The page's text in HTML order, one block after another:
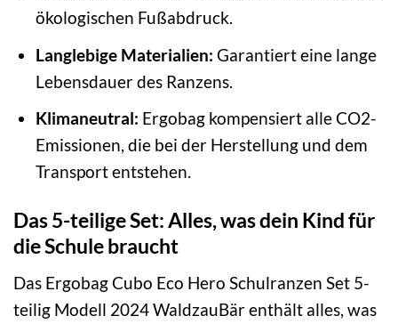
ökologischen Fußabdruck.
Langlebige Materialien: Garantiert eine lange
Lebensdauer des Ranzens.
Klimaneutral: Ergobag kompensiert alle CO2-
Emissionen, die bei der Herstellung und dem
Transport entstehen.
Das 5-teilige Set: Alles, was dein Kind für
die Schule braucht
Das Ergobag Cubo Eco Hero Schulranzen Set 5-
teilig Modell 2024 WaldzauBär enthält alles, was